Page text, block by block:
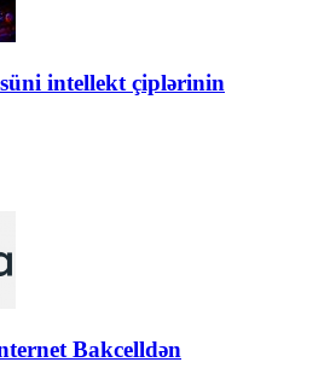
intellekt çiplərinin
Bakcelldən